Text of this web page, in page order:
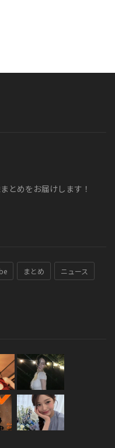
とめをお届けします！
まとめ ニュース